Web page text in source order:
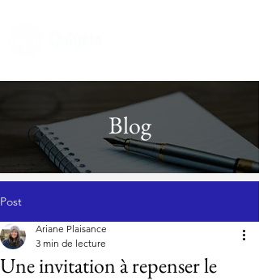
Blog
Post
Une invitation à repenser le
Ariane Plaisance
3 min de lecture